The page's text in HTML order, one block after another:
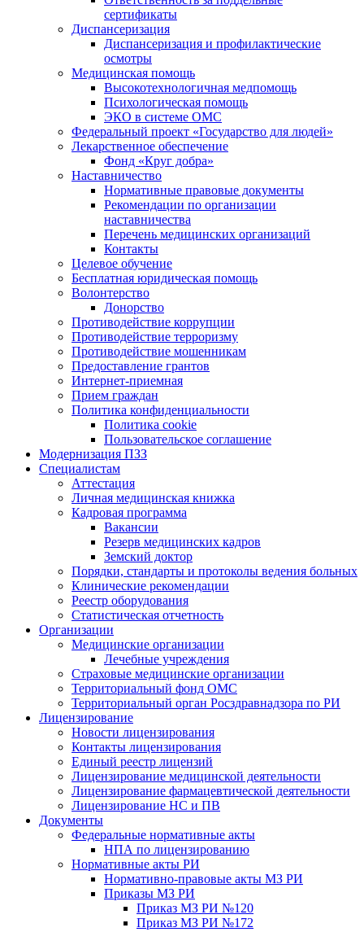
сертификаты
Диспансеризация
Диспансеризация и профилактические
осмотры
Медицинская помощь
Высокотехнологичная медпомощь
Психологическая помощь
ЭКО в системе ОМС
Федеральный проект «Государство для людей»
Лекарственное обеспечение
Фонд «Круг добра»
Наставничество
Нормативные правовые документы
Рекомендации по организации
наставничества
Перечень медицинских организаций
Контакты
Целевое обучение
Бесплатная юридическая помощь
Волонтерство
Донорство
Противодействие коррупции
Противодействие терроризму
Противодействие мошенникам
Предоставление грантов
Интернет-приемная
Прием граждан
Политика конфиденциальности
Политика cookie
Пользовательское соглашение
Модернизация ПЗЗ
Специалистам
Аттестация
Личная медицинская книжка
Кадровая программа
Вакансии
Резерв медицинских кадров
Земский доктор
Порядки, стандарты и протоколы ведения больных
Клинические рекомендации
Реестр оборудования
Статистическая отчетность
Организации
Медицинские организации
Лечебные учреждения
Страховые медицинские организации
Территориальный фонд ОМС
Территориальный орган Росздравнадзора по РИ
Лицензирование
Новости лицензирования
Контакты лицензирования
Единый реестр лицензий
Лицензирование медицинской деятельности
Лицензирование фармацевтической деятельности
Лицензирование НС и ПВ
Документы
Федеральные нормативные акты
НПА по лицензированию
Нормативные акты РИ
Нормативно-правовые акты МЗ РИ
Приказы МЗ РИ
Приказ МЗ РИ №120
Приказ МЗ РИ №172